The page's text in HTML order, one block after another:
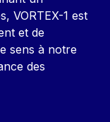
VORTEX-1 est
et de
sens à notre
des